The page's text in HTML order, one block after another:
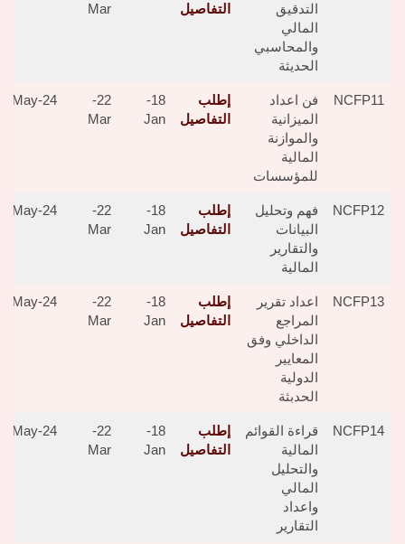
التدقيق
المالي
والمحاسبي
الحديثة
التفاصيل
Mar
NCFP11
فن اعداد
الميزانية
والموازنة
المالية
للمؤسسات
إطلب
التفاصيل
18-
Jan
22-
Mar
24-May
NCFP12
فهم وتحليل
البيانات
والتقارير
المالية
إطلب
التفاصيل
18-
Jan
22-
Mar
24-May
NCFP13
اعداد تقرير
المراجع
الداخلي وفق
المعايير
الدولية
الحدبثة
إطلب
التفاصيل
18-
Jan
22-
Mar
24-May
NCFP14
قراءة القوائم
المالية
والتحليل
المالي
واعداد
التقارير
إطلب
التفاصيل
18-
Jan
22-
Mar
24-May